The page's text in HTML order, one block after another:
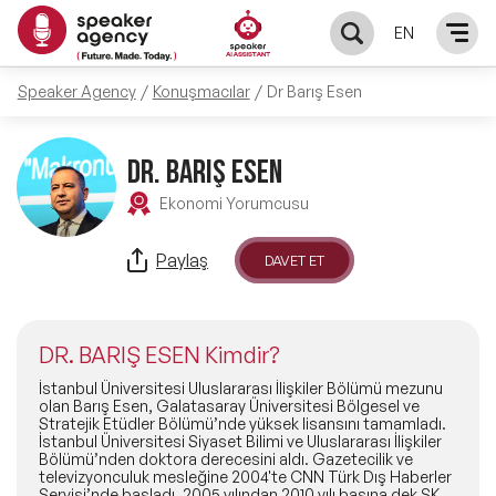
EN
KONUŞMACILAR
Yerel Konuşmacılar
Global Konuşmacılar
Exclusive Konuşmacılar
Tüm Konuşmacılar
KONULAR
Öne Çıkan Konular
Ünlü Konuşmacılar
İlham Veren Konuşmacılar
İlham Veren Kadın Konuşmacılar
ÇÖZÜMLER
Master Class Workshop
Akış Sunumu & Moderasyon
HAKKIMIZDA
Biz Kimiz?
BLOG
Speaker Agency Konuşmacılar Dr Barış Esen
DR. BARIŞ ESEN
Ekonomi Yorumcusu
Paylaş DAVET ET
DR. BARIŞ ESEN Kimdir?
İstanbul Üniversitesi Uluslararası İlişkiler Bölümü mezunu
olan Barış Esen, Galatasaray Üniversitesi Bölgesel ve
Stratejik Etüdler Bölümü’nde yüksek lisansını tamamladı.
İstanbul Üniversitesi Siyaset Bilimi ve Uluslararası İlişkiler
Bölümü’nden doktora derecesini aldı. Gazetecilik ve
televizyonculuk mesleğine 2004'te CNN Türk Dış Haberler